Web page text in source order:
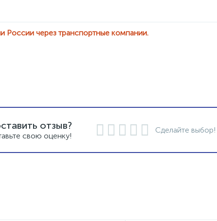
России через транспортные компании.
отзыв?
свою оценку!
Сделайте выбор!